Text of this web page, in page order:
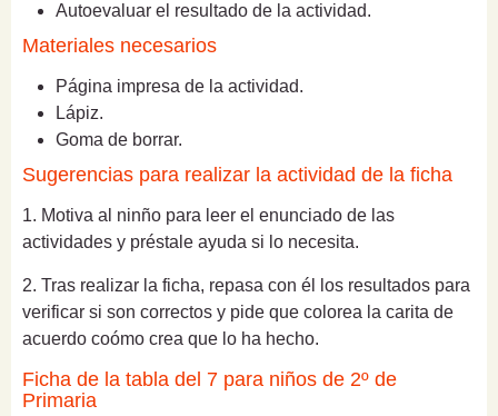
Autoevaluar el resultado de la actividad.
Materiales necesarios
Página impresa de la actividad.
Lápiz.
Goma de borrar.
Sugerencias para realizar la actividad de la ficha
1. Motiva al ninño para leer el enunciado de las
actividades y préstale ayuda si lo necesita.
2. Tras realizar la ficha, repasa con él los resultados para
verificar si son correctos y pide que colorea la carita de
acuerdo coómo crea que lo ha hecho.
Ficha de la tabla del 7 para niños de 2º de
Primaria